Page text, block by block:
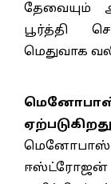
தேவையும்
பூர்த்தி
மெதுவாக
மெனோபாஸ்